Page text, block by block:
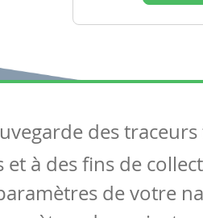
Articles
Tous les articles
Articles DYS
des
à des fins de
de votre